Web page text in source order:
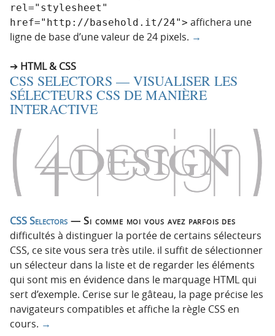
rel="stylesheet"
href="http://basehold.it/24"> affichera une
ligne de base d’une valeur de 24 pixels. →
HTML & CSS
CSS SELECTORS — VISUALISER LES
SÉLECTEURS CSS DE MANIÈRE
INTERACTIVE
CSS Selectors — Si comme moi vous avez parfois des
difficultés à distinguer la portée de certains sélecteurs
CSS, ce site vous sera très utile. il suffit de sélectionner
un sélecteur dans la liste et de regarder les éléments
qui sont mis en évidence dans le marquage HTML qui
sert d’exemple. Cerise sur le gâteau, la page précise les
navigateurs compatibles et affiche la règle CSS en
cours. →